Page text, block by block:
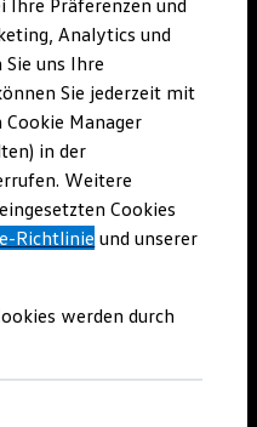
finden
& konfigurieren
Werkstätten
Ihre Präferenzen und
Analytics und
uns Ihre
Sie jederzeit mit
Manager
in der
Weitere
Cookies
Richtlinie und unserer
werden durch